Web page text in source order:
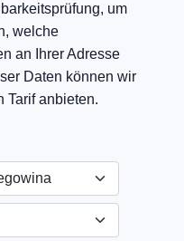
um
welche
an Ihrer Adresse
Daten können wir
Tarif anbieten.